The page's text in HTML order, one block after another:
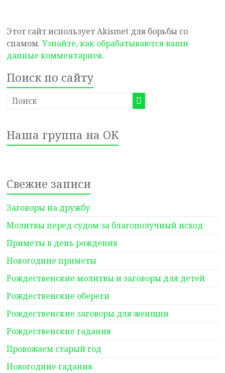
Этот сайт использует Akismet для борьбы со
спамом.Узнайте, как обрабатываются ваши
данные комментариев.
Поиск по сайту
Наша группа на ОК
Свежие записи
Заговоры на дружбу
Молитвы перед судом за благополучный исход
Приметы в день рождения
Новогодние приметы
Рождественские молитвы и заговоры для детей
Рождественские обереги
Рождественские заговоры для женщин
Рождественские гадания
Провожаем старый год
Новогодние гадания